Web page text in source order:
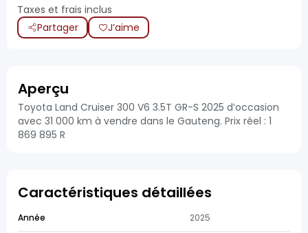
Taxes et frais inclus
Partager
J’aime
Aperçu
Toyota Land Cruiser 300 V6 3.5T GR-S 2025 d’occasion
avec 31 000 km à vendre dans le Gauteng. Prix réel : 1
869 895 R
Caractéristiques détaillées
Année 2025